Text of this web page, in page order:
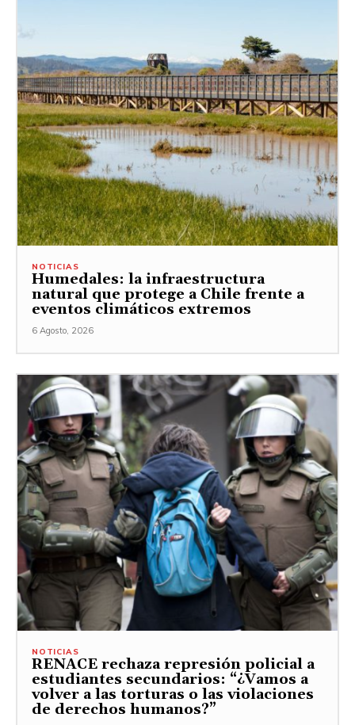
NOTICIAS
Humedales: la infraestructura
natural que protege a Chile frente a
eventos climáticos extremos
6 Agosto, 2026
NOTICIAS
RENACE rechaza represión policial a
estudiantes secundarios: “¿Vamos a
volver a las torturas o las violaciones
de derechos humanos?”